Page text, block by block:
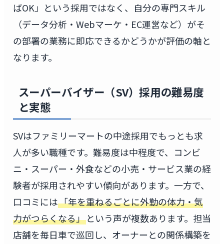
ばOK」という採用ではなく、自分の専門スキル
（データ分析・Webマーケ・EC運営など）がそ
の部署の業務に即応できるかどうかが評価の軸と
なります。
スーパーバイザー（SV）採用の難易度
と実態
SVはファミリーマートの中途採用でもっとも求
人が多い職種です。難易度は中程度で、コンビ
ニ・スーパー・外食などの小売・サービス業の経
験者が採用されやすい傾向があります。一方で、
口コミには「年を重ねるごとに外勤の体力・気
力がつらくなる」という声が複数あります。担当
店舗を毎日車で巡回し、オーナーとの関係構築を